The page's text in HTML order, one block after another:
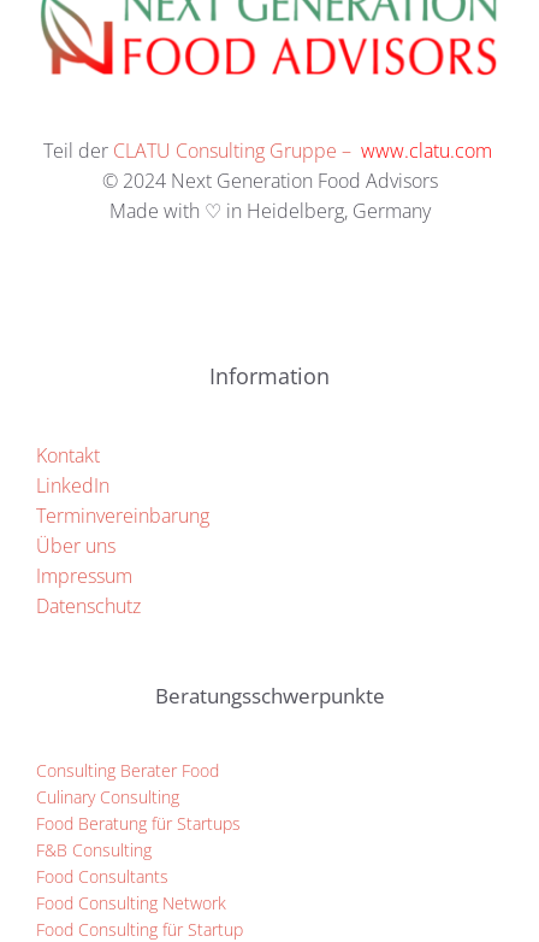
Teil der CLATU Consulting Gruppe – www.clatu.com
© 2024 Next Generation Food Advisors
Made with ♡ in Heidelberg, Germany
Information
Kontakt
LinkedIn
Terminvereinbarung
Über uns
Impressum
Datenschutz
Beratungsschwerpunkte
Consulting Berater Food
Culinary Consulting
Food Beratung für Startups
F&B Consulting
Food Consultants
Food Consulting Network
Food Consulting für Startup